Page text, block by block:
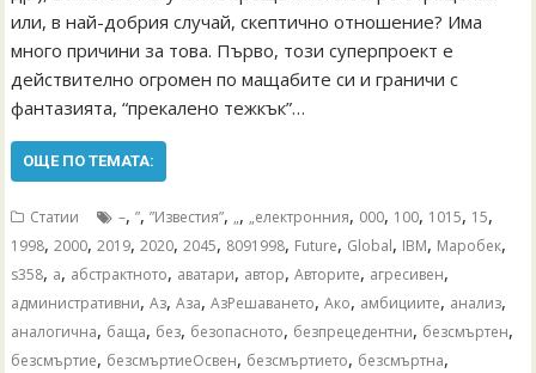
или, в най-добрия случай, скептично отношение? Има
много причини за това. Първо, този суперпроект е
действително огромен по мащабите си и граничи с
фантазията, “прекалено тежкък”…
ОЩЕ ПО ТЕМАТА:
Статии –,”,”Известия”, „, „електронния, 000, 100, 1015, 15,
1998, 2000, 2019, 2020, 2045, 8091998, Future, Global, IBM, Mаробек,
s358, а, абстрактното, аватари, автор,Авторите, агресивен,
административни,Аз,Аза,АзРешаването,Ако, амбициите, анализ,
аналогична, баща, без, безопасното, безпрецедентни, безсмъртен,
безсмъртие, безсмъртиеОсвен, безсмъртието, безсмъртна,